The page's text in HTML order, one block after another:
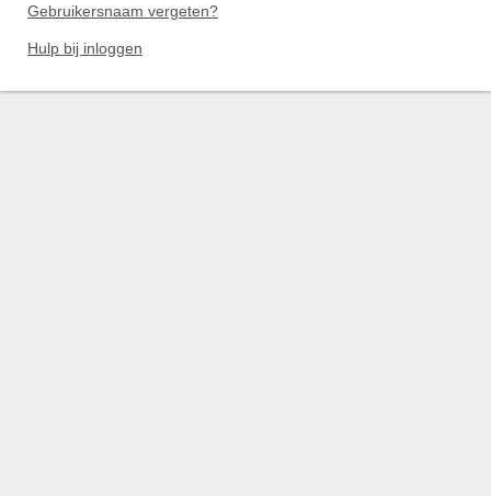
Gebruikersnaam vergeten?
Hulp bij inloggen